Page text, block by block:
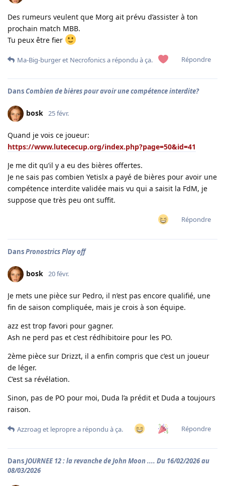
Des rumeurs veulent que Morg ait prévu d’assister à ton
prochain match MBB.
Tu peux être fier
Répondre
Ma-Big-burgeret Necrofonicsa répondu à ça.
DansCombien de bières pour avoir une compétence interdite?
bosk 25 févr.
Quand je vois ce joueur:
https://www.lutececup.org/index.php?page=50&id=41
Je me dit qu’il y a eu des bières offertes.
Je ne sais pas combien Yetislx a payé de bières pour avoir une
compétence interdite validée mais vu qui a saisit la FdM, je
suppose que très peu ont suffit.
Répondre
DansPronostrics Play off
bosk 20 févr.
Je mets une pièce sur Pedro, il n’est pas encore qualifié, une
fin de saison compliquée, mais je crois à son équipe.
azz est trop favori pour gagner.
Ash ne perd pas et c’est rédhibitoire pour les PO.
2ème pièce sur Drizzt, il a enfin compris que c’est un joueur
de léger.
C’est sa révélation.
Sinon, pas de PO pour moi, Duda l’a prédit et Duda a toujours
raison.
Répondre
Azzroag et leproprea répondu à ça.
DansJOURNEE 12 : la revanche de John Moon .... Du 16/02/2026 au
08/03/2026